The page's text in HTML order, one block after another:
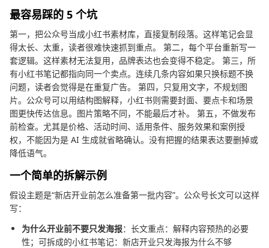
最容易踩的 5 个坑
第一，把公众号当成小红书素材库，直接复制段落。这样笔记会显
得太长、太重，读者很难快速抓到重点。 第二，每个平台重新写一
套逻辑。这样素材无法复用，品牌表达也会变得不稳定。 第三，所
有小红书笔记都指向同一个卖点。连续几条内容如果只换标题不换
问题，读者会觉得是在重复广告。 第四，只复用文字，不规划图
片。公众号可以用结构图解释，小红书则需要封面、要点卡和场景
图更快传达信息。图片策略不同，不能最后才补。 第五，不做发布
前检查。尤其是价格、活动时间、适用条件、服务效果和案例授
权，不能因为是 AI 生成就省略确认。没有把握的结果表达要删掉或
降低语气。
一个简单的拆解示例
假设主题是“新店开业前怎么准备第一批内容”。公众号长文可以这样
写：
为什么开业前不要只发海报：长文重点：解释内容预热的必要
性；可拆成的小红书笔记：新店开业只发海报为什么不够